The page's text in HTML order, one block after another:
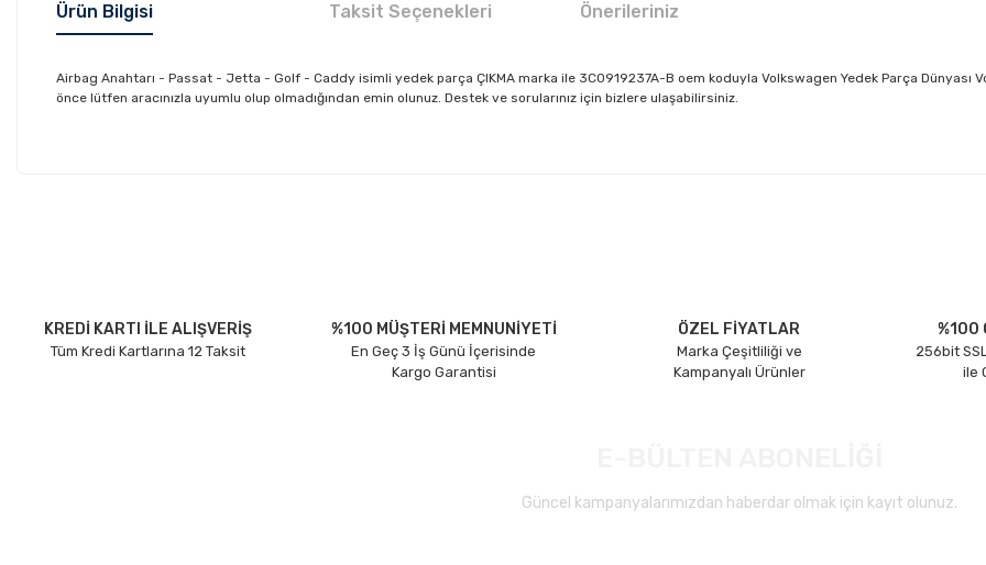
Ürün Bilgisi Taksit Seçenekleri Önerileriniz
Airbag Anahtarı - Passat - Jetta - Golf - Caddy isimli yedek parça ÇIKMA marka ile 3C0919237A-B oem koduyla Volkswagen Yedek Parça Dünyası
önce lütfen aracınızla uyumlu olup olmadığından emin olunuz. Destek ve sorularınız için bizlere ulaşabilirsiniz.
Ürün bilgilerinde hatalar bulunuyor.
Ürün fiyatı diğer sitelerden daha pahalı.
KREDİ KARTI İLE ALIŞVERİŞ
Tüm Kredi Kartlarına 12 Taksit
%100 MÜŞTERİ MEMNUNİYETİ
En Geç 3 İş Günü İçerisinde
Kargo Garantisi
ÖZEL FİYATLAR
Marka Çeşitliliği ve
Kampanyalı Ürünler
%100
256bit
ile
Güncel kampanyalarımızdan haberdar olmak için kayıt olunuz.